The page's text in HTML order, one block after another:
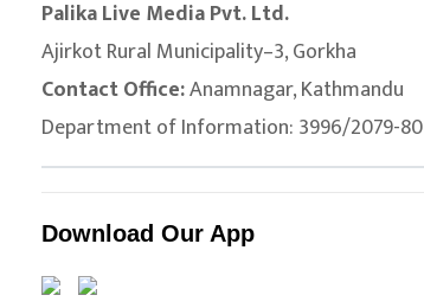
Palika Live Media Pvt. Ltd.
Ajirkot Rural Municipality–3, Gorkha
Contact Office:Anamnagar, Kathmandu
Department of Information: 3996/2079-80
Download Our App